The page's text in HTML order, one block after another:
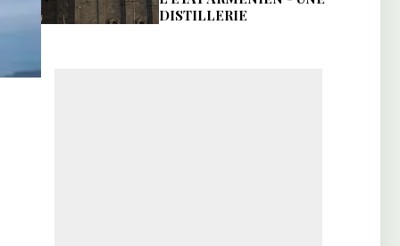
DISTILLERIE